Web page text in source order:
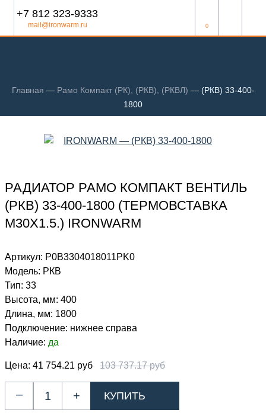
+7 812 323-9333
mail@ironwarm.ru 0
Главная — Рамо Компакт (РК), (РКВ), (РКВЛ) — (РКВ) 33-400-
1800
РАДИАТОР РАМО КОМПАКТ ВЕНТИЛЬ
(РКВ) 33-400-1800 (ТЕРМОВСТАВКА
М30Х1.5.) IRONWARM
Артикул: Р0В3304018011PK0
Модель: РКВ
Тип: 33
Высота, мм: 400
Длина, мм: 1800
Подключение: нижнее справа
Наличие: да
Цена: 41 754.21 руб 103 737.17 руб
– +